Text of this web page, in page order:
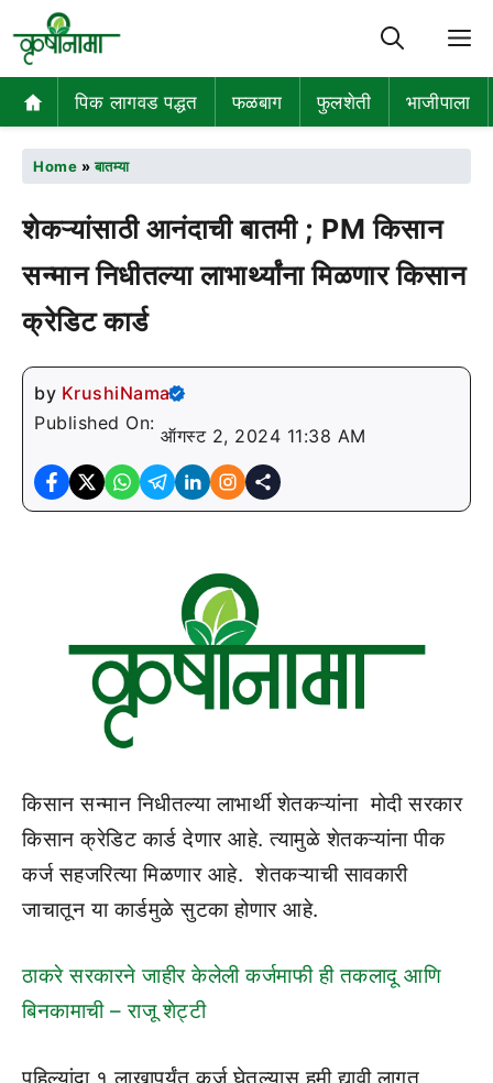
पिक लागवड पद्धत फळबाग फुलशेती भाजीपाला
Home »बातम्या
शेकऱ्यांसाठी आनंदाची बातमी ; PM किसान
सन्मान निधीतल्या लाभार्थ्यांना मिळणार किसान
क्रेडिट कार्ड
by KrushiNama
Published On:
ऑगस्ट 2, 2024 11:38 AM
किसान सन्मान निधीतल्या लाभार्थी शेतकऱ्यांना मोदी सरकार
किसान क्रेडिट कार्ड देणार आहे. त्यामुळे शेतकऱ्यांना पीक
कर्ज सहजरित्या मिळणार आहे. शेतकऱ्याची सावकारी
जाचातून या कार्डमुळे सुटका होणार आहे.
ठाकरे सरकारने जाहीर केलेली कर्जमाफी ही तकलादू आणि
बिनकामाची – राजू शेट्टी
पहिल्यांदा १ लाखापर्यंत कर्ज घेतल्यास हमी द्यावी लागत